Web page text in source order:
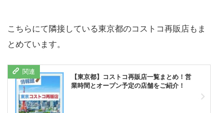
こちらにて隣接している東京都のコストコ再販店もま
とめています。
【東京都】コストコ再販店一覧まとめ！営
業時間とオープン予定の店舗をご紹介！